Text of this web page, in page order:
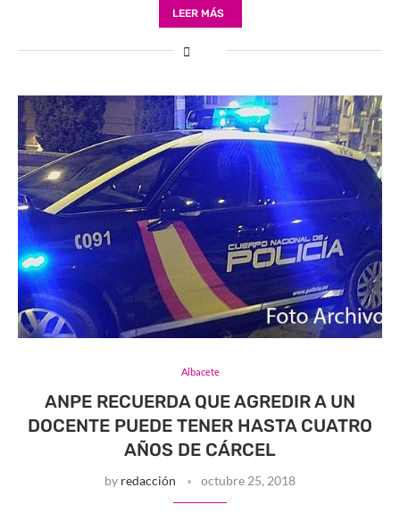
LEER MÁS
Albacete
ANPE RECUERDA QUE AGREDIR A UN
DOCENTE PUEDE TENER HASTA CUATRO
AÑOS DE CÁRCEL
by redacción octubre 25, 2018